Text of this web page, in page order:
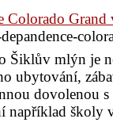
Colorado
Šiklův mlýn je
ubytování,
dovolenou
například školy